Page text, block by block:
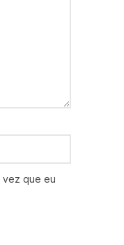
vez que eu